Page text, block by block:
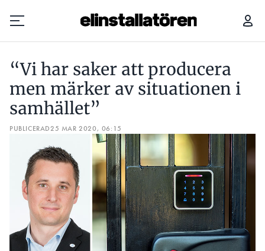
Prenumerera
Hantera prenumeration
Lediga jobb
Annonsera
Läs E-tidningen
Om tidningen
Kontakt
“Vi har saker att producera
men märker av situationen i
samhället”
PUBLICERAD25 MAR 2020, 06:15